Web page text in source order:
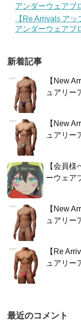
アンダーウェアブ
【Re Arrivals ア
アンダーウェアブ
新着記事
【New
ュアリー
【New
ュアリー
【会員
ーウェア
【New
ュアリー
【Re
ュアリー
最近のコメント